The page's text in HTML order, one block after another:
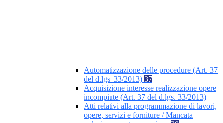
Automatizzazione delle procedure (Art. 37
del d.lgs. 33/2013) 37
Acquisizione interesse realizzazione opere
incompiute (Art. 37 del d.lgs. 33/2013)
Atti relativi alla programmazione di lavori,
opere, servizi e forniture / Mancata